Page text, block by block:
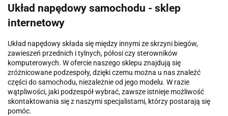
Układ napędowy samochodu - sklep
internetowy
Układ napędowy składa się między innymi ze skrzyni biegów,
zawieszeń przednich i tylnych, półosi czy sterowników
komputerowych. W ofercie naszego sklepu znajdują się
zróżnicowane podzespoły, dzięki czemu można u nas znaleźć
części do samochodu, niezależnie od jego modelu. W razie
wątpliwości, jaki podzespół wybrać, zawsze istnieje możliwość
skontaktowania się z naszymi specjalistami, którzy postarają się
pomóc.